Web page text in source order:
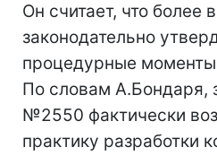
Он считает, что более
законодательно
процедурные моменты
По словам А.Бондаря,
№2550 фактически
практику разработки